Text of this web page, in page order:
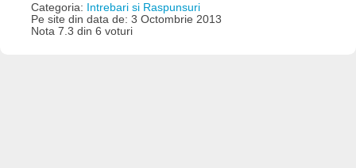
Categoria:
Intrebari si Raspunsuri
Pe site din data de: 3 Octombrie 2013
Nota 7.3 din 6 voturi